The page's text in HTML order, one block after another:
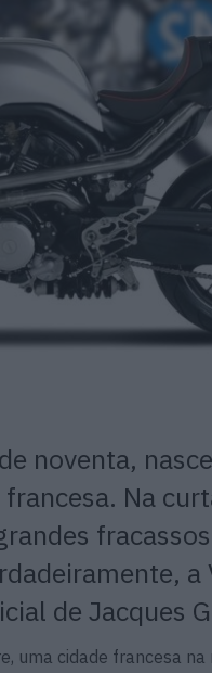
noventa,
Na
a
de Jacques
uma cidade francesa na